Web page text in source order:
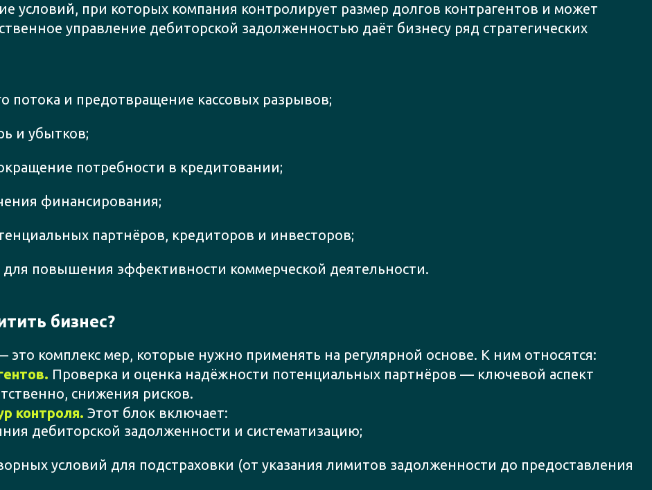
условий, при которых компания контролирует размер долгов контрагентов и может
управление дебиторской задолженностью даёт бизнесу ряд стратегических
потока и предотвращение кассовых разрывов;
и убытков;
потребности в кредитовании;
финансирования;
партнёров, кредиторов и инвесторов;
повышения эффективности коммерческой деятельности.
бизнес?
комплекс мер, которые нужно применять на регулярной основе. К ним относятся:
Проверка и оценка надёжности потенциальных партнёров — ключевой аспект
снижения рисков.
контроля. Этот блок включает:
дебиторской задолженности и систематизацию;
условий для подстраховки (от указания лимитов задолженности до предоставления